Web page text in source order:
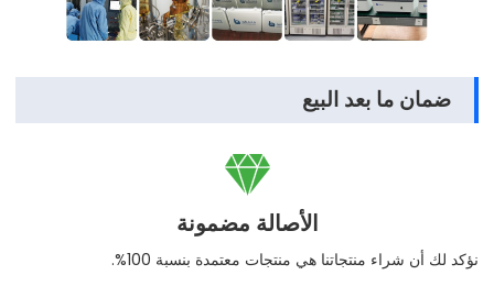
ضمان ما بعد البيع

الأصالة مضمونة
نؤكد لك أن شراء منتجاتنا هي منتجات معتمدة بنسبة 100%.